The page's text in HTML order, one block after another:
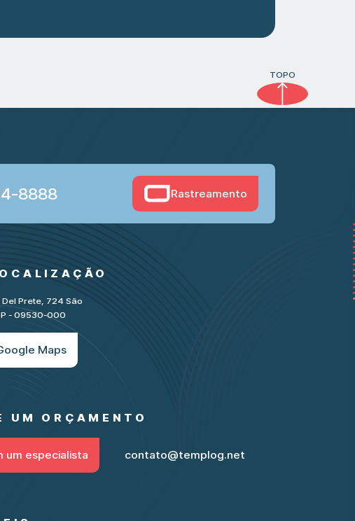
TOPO
8888 Rastreamento
Prete, 724 São
- 09530-000
Maps
UM ORÇAMENTO
um especialista contato@templog.net